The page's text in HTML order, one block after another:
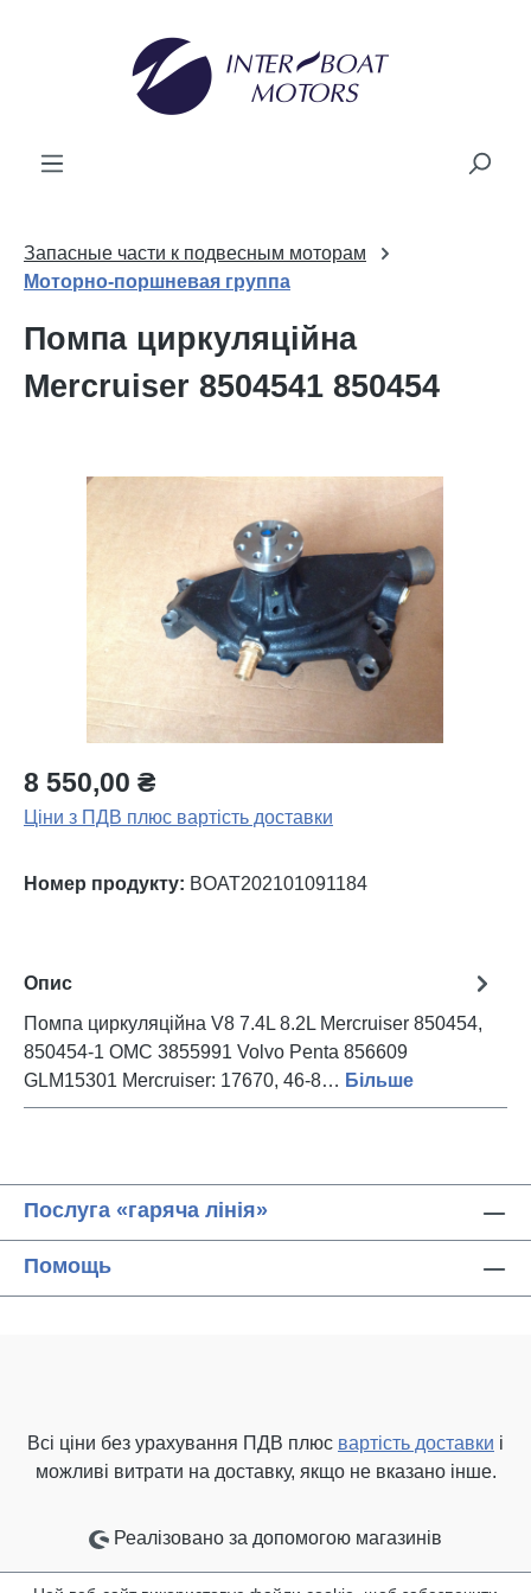
Запасные части к подвесным моторам
Моторно-поршневая группа
Помпа циркуляційна
Mercruiser 8504541 850454
Пропустити галерею зображень
8 550,00 ₴
Ціни з ПДВ плюс вартість доставки
Номер продукту: BOAT202101091184
Опис
Помпа циркуляційна V8 7.4L 8.2L Mercruiser 850454,
850454-1 OMC 3855991 Volvo Penta 856609
GLM15301 Mercruiser: 17670, 46-8… Більше
Послуга «гаряча лінія»
Помощь
Всі ціни без урахування ПДВ плюс вартість доставки і
можливі витрати на доставку, якщо не вказано інше.
Реалізовано за допомогою магазинів